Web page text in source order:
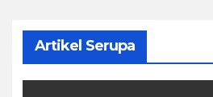
Artikel Serupa